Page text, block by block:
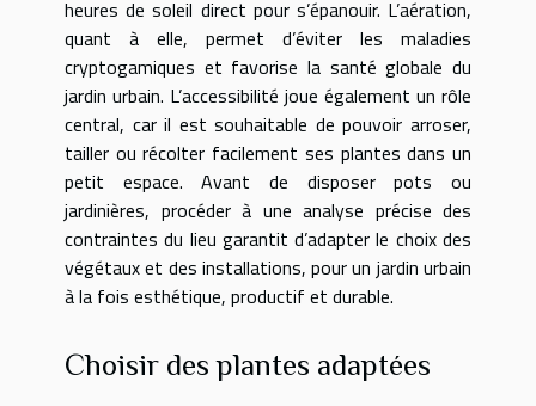
heures de soleil direct pour s’épanouir. L’aération,
quant à elle, permet d’éviter les maladies
cryptogamiques et favorise la santé globale du
jardin urbain. L’accessibilité joue également un rôle
central, car il est souhaitable de pouvoir arroser,
tailler ou récolter facilement ses plantes dans un
petit espace. Avant de disposer pots ou
jardinières, procéder à une analyse précise des
contraintes du lieu garantit d’adapter le choix des
végétaux et des installations, pour un jardin urbain
à la fois esthétique, productif et durable.
Choisir des plantes adaptées